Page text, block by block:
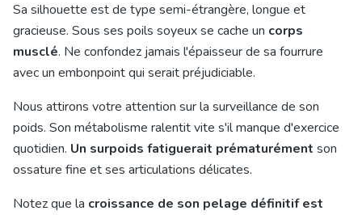
Sa silhouette est de type semi-étrangère, longue et
gracieuse. Sous ses poils soyeux se cache un corps
musclé. Ne confondez jamais l'épaisseur de sa fourrure
avec un embonpoint qui serait préjudiciable.
Nous attirons votre attention sur la surveillance de son
poids. Son métabolisme ralentit vite s'il manque d'exercice
quotidien. Un surpoids fatiguerait prématurément son
ossature fine et ses articulations délicates.
Notez que la croissance de son pelage définitif est